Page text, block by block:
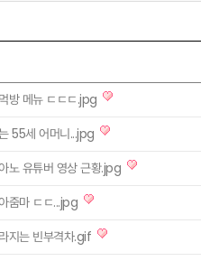
방 메뉴 ㄷㄷㄷ.jpg
55세 어머니...jpg
노 유튜버 영상 근황.jpg
줌마 ㄷㄷ...jpg
지는 빈부격차.gif